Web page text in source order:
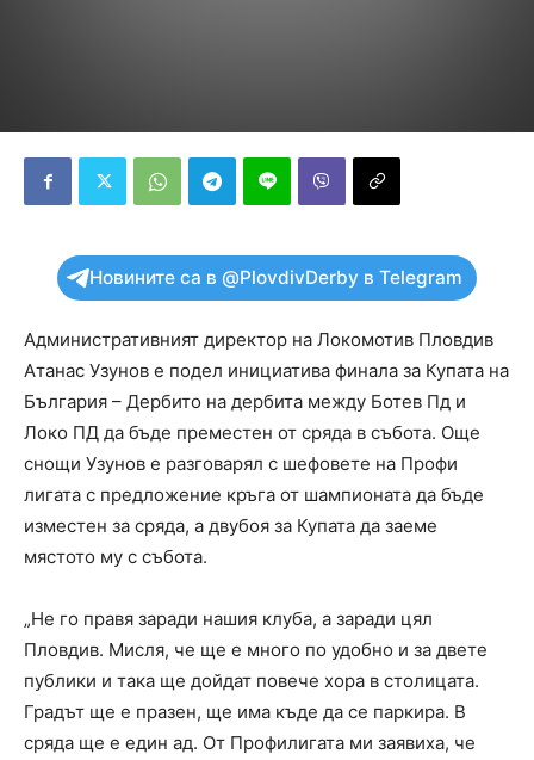
Новините са в @PlovdivDerby в Telegram
Административният директор на Локомотив Пловдив
Атанас Узунов е подел инициатива финала за Купата на
България – Дербито на дербита между Ботев Пд и
Локо ПД да бъде преместен от сряда в събота. Още
снощи Узунов е разговарял с шефовете на Профи
лигата с предложение кръга от шампионата да бъде
изместен за сряда, а двубоя за Купата да заеме
мястото му с събота.
„Не го правя заради нашия клуба, а заради цял
Пловдив. Мисля, че ще е много по удобно и за двете
публики и така ще дойдат повече хора в столицата.
Градът ще е празен, ще има къде да се паркира. В
сряда ще е един ад. От Профилигата ми заявиха, че